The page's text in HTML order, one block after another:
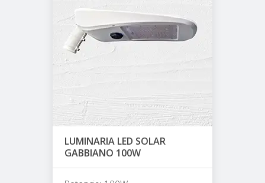
LUMINARIA LED SOLAR
GABBIANO 100W